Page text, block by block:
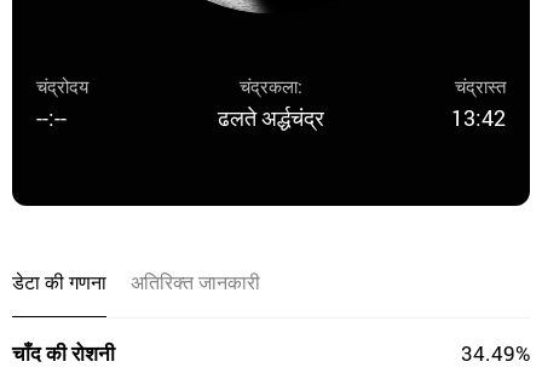
चंद्रोदय
--:--
चंद्रकला:
ढलते अर्द्धचंद्र
चंद्रास्त
13:42
डेटा की गणना अतिरिक्त जानकारी
चाँद की रोशनी
34.49%